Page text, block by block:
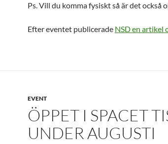
Ps. Vill du komma fysiskt så är det också
Efter eventet publicerade NSD en artikel
EVENT
ÖPPET I SPACET
UNDER AUGUSTI